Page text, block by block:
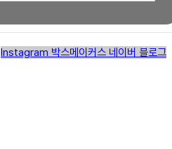
Instagram 박스메이커스 네이버 블로그